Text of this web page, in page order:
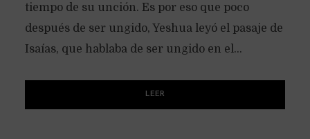
tiempo de su unción. Es por eso que poco
después de ser ungido, Yeshua leyó el pasaje de
Isaías, que hablaba de ser ungido en el...
LEER